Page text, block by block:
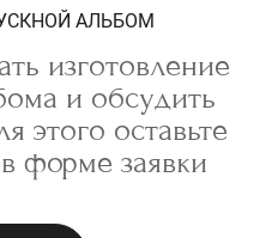
АЛЬБОМ
изготовление
и обсудить
этого оставьте
форме заявки